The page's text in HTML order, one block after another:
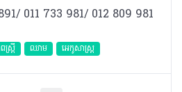
011 733 981/ 012 809 981
រ្តី ឈាម អេកូសាស្រ្ត